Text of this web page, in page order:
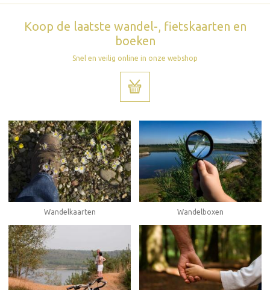
Koop de laatste wandel-, fietskaarten en
boeken
Snel en veilig online in onze webshop
Wandelkaarten Wandelboxen